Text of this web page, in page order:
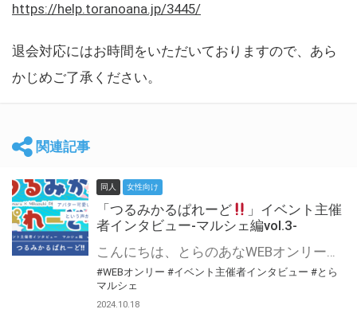
https://help.toranoana.jp/3445/
退会対応にはお時間をいただいておりますので、あら
かじめご了承ください。
関連記事
同人 女性向け
「つるみかるぱれーど
」イベント主催
者インタビュー-マルシェ編vol.3-
こんにちは、とらのあなWEBオンリー運営スタッフです。 新たにお届けする、イベント主催者インタビュー-マルシェ編-は、 とらのあなWEBオンリー「マルシェ」をご利用した主催様に 「マルシェ」を使って開催した感想や心がけをお聞きする企画です。 今回は、WEBオンリー初開催「つるみかるぱれーど
#WEBオンリー #イベント主催者インタビュー #とら
マルシェ
2024.10.18